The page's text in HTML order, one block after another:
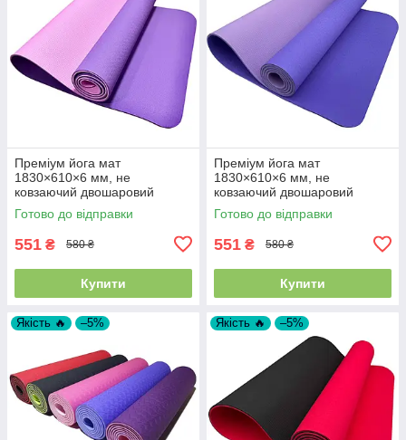
Преміум йога мат
1830×610×6 мм, не
ковзаючий двошаровий
килимок для фітнесу, TPE-
ТС, фіолетовий верх/
Готово до відправки
551 ₴ 580 ₴
Купити
Преміум йога мат
1830×610×6 мм, не
ковзаючий двошаровий
килимок для фітнесу, TPE-
ТС, блакитний верх/бузковий
Готово до відправки
551 ₴ 580 ₴
Купити
Якість 🔥 –5% Якість 🔥 –5%